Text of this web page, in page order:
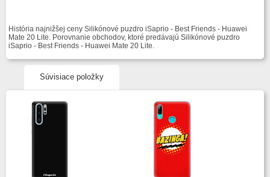
História najnižšej ceny Silikónové puzdro iSaprio - Best Friends - Huawei
Mate 20 Lite. Porovnanie obchodov, ktoré predávajú Silikónové puzdro
iSaprio - Best Friends - Huawei Mate 20 Lite.
Súvisiace položky